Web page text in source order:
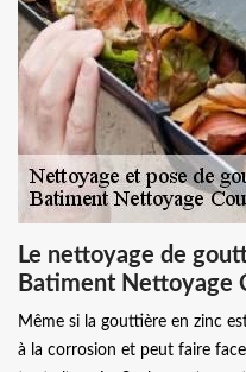
Le nettoyage de
Batiment Nettoyage
Même si la gouttière en zinc
à la corrosion et peut faire